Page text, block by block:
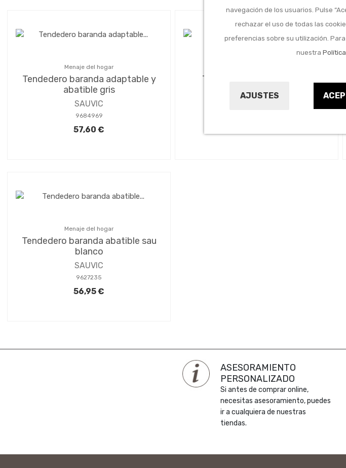
navegación de los usuarios. Pulse
rechazar el uso de todas las
preferencias sobre su utilización.
nuestra
AJUSTES
Menaje del hogar
Tendedero baranda adaptable y
abatible gris
SAUVIC
9684969
57,60 €
Tendedero pared 8 poleas
plastificado blanco
Menaje del hogar
Tendedero baranda abatible sau
blanco
SAUVIC
9627235
56,95 €
ASESORAMIENTO
PERSONALIZADO
Si antes de comprar online,
necesitas asesoramiento, puedes
ir a cualquiera de nuestras
tiendas.